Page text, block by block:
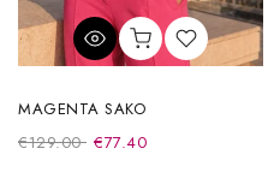
MAGENTA SAKO
€129.00 €77.40